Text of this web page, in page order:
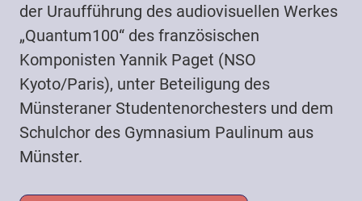
der Uraufführung des audiovisuellen Werkes
„Quantum100“ des französischen
Komponisten Yannik Paget (NSO
Kyoto/Paris), unter Beteiligung des
Münsteraner Studentenorchesters und dem
Schulchor des Gymnasium Paulinum aus
Münster.